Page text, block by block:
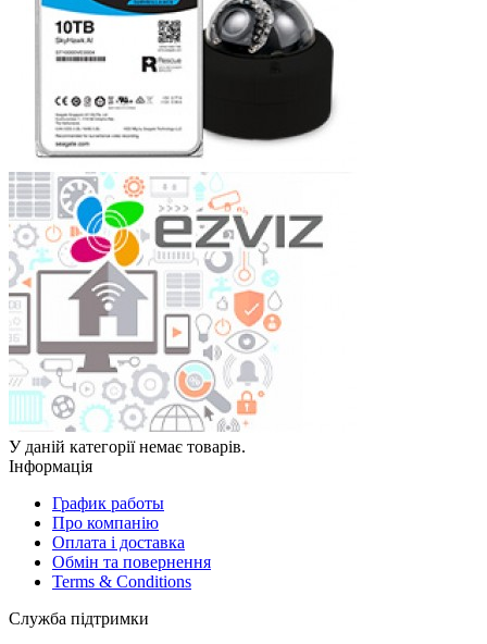
У даній категорії немає товарів.
Інформація
График работы
Про компанію
Оплата і доставка
Обмін та повернення
Terms & Conditions
Служба підтримки